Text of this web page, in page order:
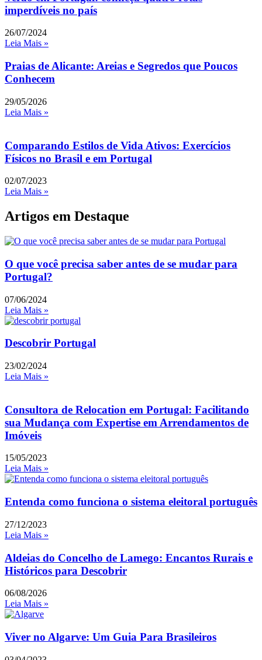
imperdíveis no país
26/07/2024
Leia Mais »
Praias de Alicante: Areias e Segredos que Poucos
Conhecem
29/05/2026
Leia Mais »
Comparando Estilos de Vida Ativos: Exercícios
Físicos no Brasil e em Portugal
02/07/2023
Leia Mais »
Artigos em Destaque
O que você precisa saber antes de se mudar para
Portugal?
07/06/2024
Leia Mais »
Descobrir Portugal
23/02/2024
Leia Mais »
Consultora de Relocation em Portugal: Facilitando
sua Mudança com Expertise em Arrendamentos de
Imóveis
15/05/2023
Leia Mais »
Entenda como funciona o sistema eleitoral português
27/12/2023
Leia Mais »
Aldeias do Concelho de Lamego: Encantos Rurais e
Históricos para Descobrir
06/08/2026
Leia Mais »
Viver no Algarve: Um Guia Para Brasileiros